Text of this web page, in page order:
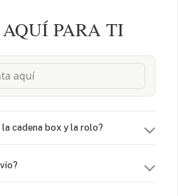
PARA TI
cadena box y la rolo?